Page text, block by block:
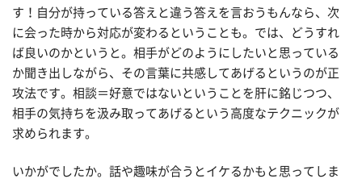
す！自分が持っている答えと違う答えを言おうもんなら、次
に会った時から対応が変わるということも。では、どうすれ
ば良いのかというと。相手がどのようにしたいと思っている
か聞き出しながら、その言葉に共感してあげるというのが正
攻法です。相談＝好意ではないということを肝に銘じつつ、
相手の気持ちを汲み取ってあげるという高度なテクニックが
求められます。
いかがでしたか。話や趣味が合うとイケるかもと思ってしま